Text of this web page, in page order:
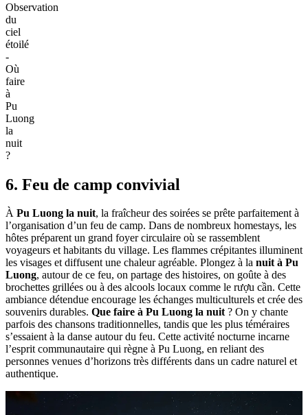
Observation
du
ciel
étoilé
-
Où
faire
à
Pu
Luong
la
nuit
?
6. Feu de camp convivial
À Pu Luong la nuit, la fraîcheur des soirées se prête parfaitement à
l’organisation d’un feu de camp. Dans de nombreux homestays, les
hôtes préparent un grand foyer circulaire où se rassemblent
voyageurs et habitants du village. Les flammes crépitantes illuminent
les visages et diffusent une chaleur agréable. Plongez à la nuit à Pu
Luong, autour de ce feu, on partage des histoires, on goûte à des
brochettes grillées ou à des alcools locaux comme le rượu cần. Cette
ambiance détendue encourage les échanges multiculturels et crée des
souvenirs durables. Que faire à Pu Luong la nuit? On y chante
parfois des chansons traditionnelles, tandis que les plus téméraires
s’essaient à la danse autour du feu. Cette activité nocturne incarne
l’esprit communautaire qui règne à Pu Luong, en reliant des
personnes venues d’horizons très différents dans un cadre naturel et
authentique.